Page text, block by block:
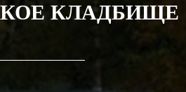
КОНТАКТЫ
КЛАДБИЩЕ